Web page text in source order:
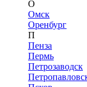
О
Омск
Оренбург
П
Пенза
Пермь
Петрозаводск